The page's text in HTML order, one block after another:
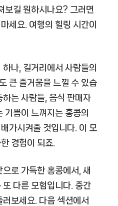
보길 원하시나요? 그러면
세요. 여행의 힐링 시간이
나, 길거리에서 사람들의
큰 즐거움을 느낄 수 있습
하는 사람들, 음식 판매자
기쁨이 느껴지는 홍콩의
가시켜줄 것입니다. 이 모
경험이 되죠.
로 가득한 홍콩에서, 새
또 다른 모험입니다. 중간
보세요. 다음 섹션에서